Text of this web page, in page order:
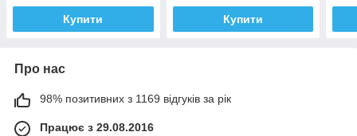
Купити Купити
Про нас
98% позитивних з 1169 відгуків за рік
Працює з 29.08.2016